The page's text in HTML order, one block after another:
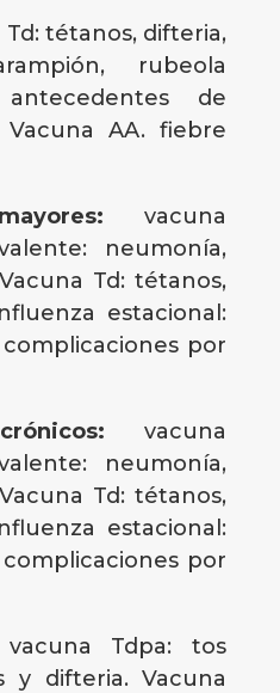
tétanos, difteria,
rubeola
de
Vacuna AA. fiebre
vacuna
neumonía,
Td: tétanos,
estacional:
por
vacuna
neumonía,
Td: tétanos,
estacional:
por
vacuna Tdpa: tos
y difteria. Vacuna